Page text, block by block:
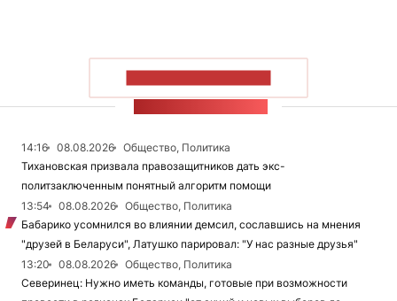
14:16 08.08.2026
Общество, Политика
Тихановская призвала правозащитников дать экс-
политзаключенным понятный алгоритм помощи
13:54
08.08.2026
Общество, Политика
Бабарико усомнился во влиянии демсил, сославшись на мнения
"друзей в Беларуси", Латушко парировал: "У нас разные друзья"
13:20
08.08.2026
Общество, Политика
Северинец: Нужно иметь команды, готовые при возможности